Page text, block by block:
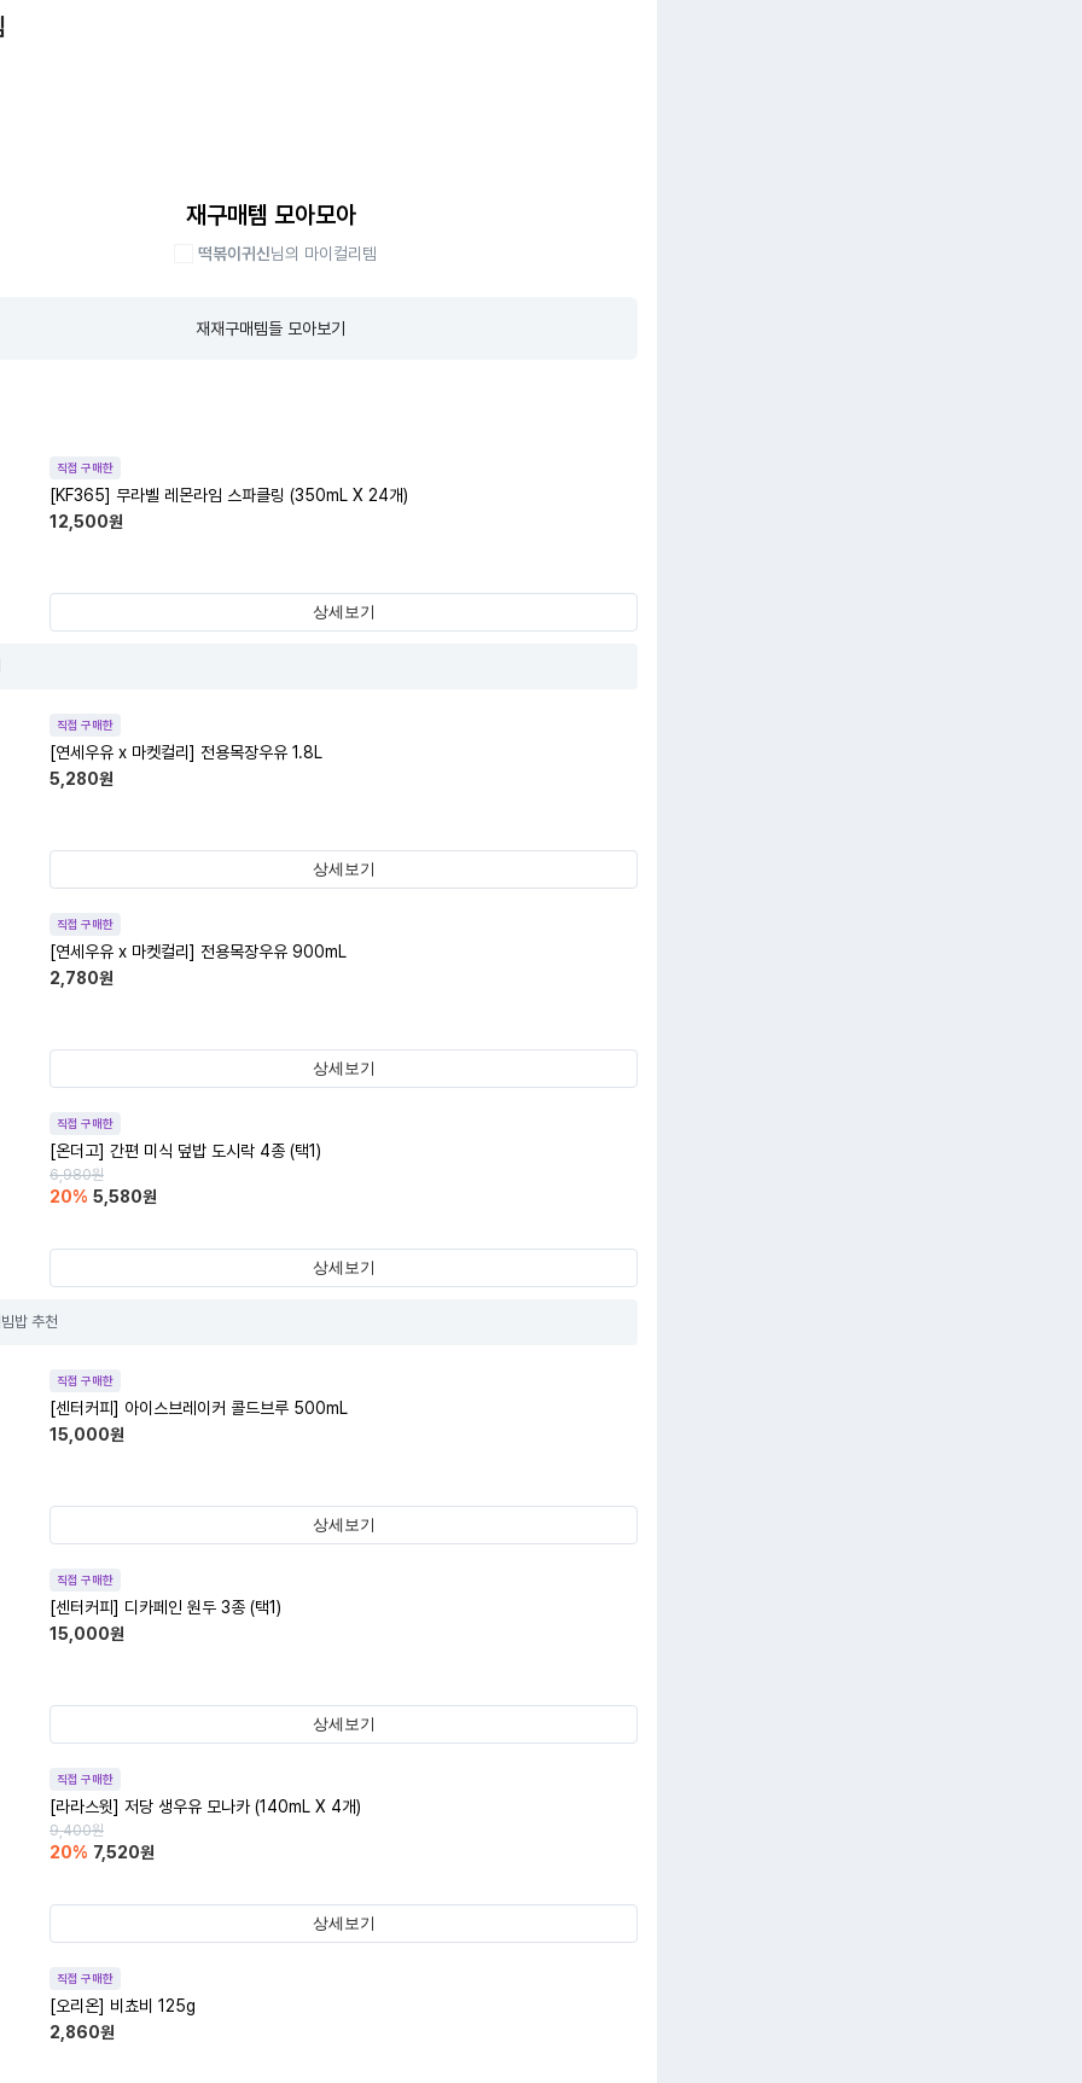
재구매템 모아모아
떡볶이귀신님의 마이컬리템
재재구매템들 모아보기
직접 구매한
[KF365] 무라벨 레몬라임 스파클링 (350mL X 24개)
12,500원
상세보기
직접 구매한
[연세우유 x 마켓컬리] 전용목장우유 1.8L
5,280원
상세보기
직접 구매한
[연세우유 x 마켓컬리] 전용목장우유 900mL
2,780원
상세보기
직접 구매한
[온더고] 간편 미식 덮밥 도시락 4종 (택1)
6,980원
20% 5,580원
상세보기
밥 추천
직접 구매한
[센터커피] 아이스브레이커 콜드브루 500mL
15,000원
상세보기
직접 구매한
[센터커피] 디카페인 원두 3종 (택1)
15,000원
상세보기
직접 구매한
[라라스윗] 저당 생우유 모나카 (140mL X 4개)
9,400원
20% 7,520원
상세보기
직접 구매한
[오리온] 비쵸비 125g
2,860원